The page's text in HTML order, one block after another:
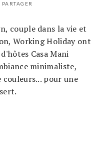
PARTAGER
couple dans la vie et
Working Holiday ont
Casa Mani
minimaliste,
couleurs... pour une